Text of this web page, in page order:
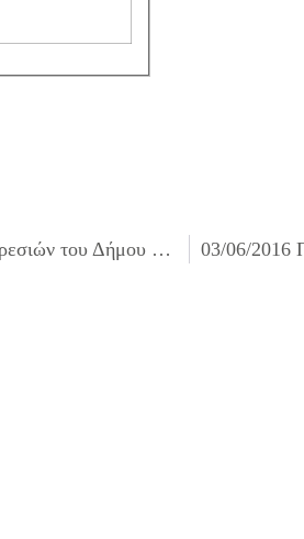
30/05/2016 Προμήθεια ειδών για εκδηλώσεις των Υπηρεσιών του Δήμου Ιλίου